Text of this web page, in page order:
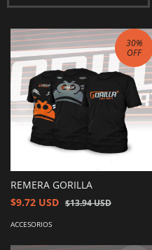
30%
OFF
REMERA GORILLA
$9.72 USD $13.94 USD
ACCESORIOS